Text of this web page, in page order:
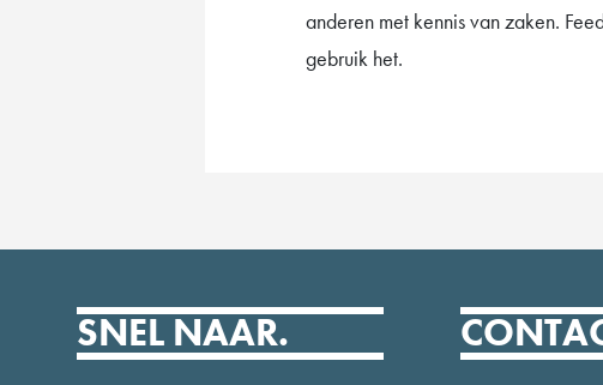
anderen met kennis van zaken.
gebruik het.
SNEL NAAR.